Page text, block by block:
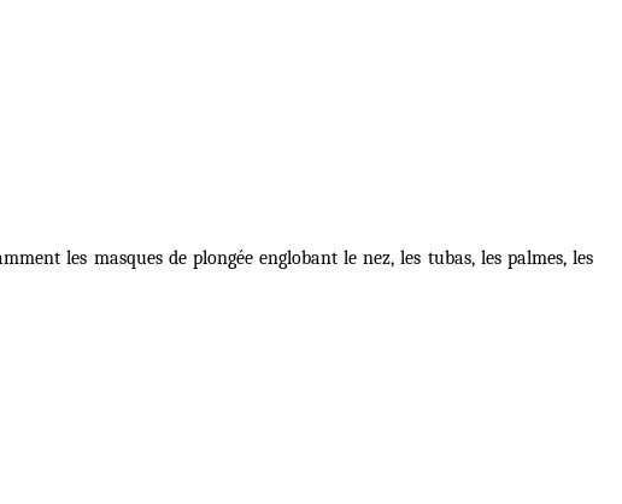
les masques de plongée englobant le nez, les tubas, les palmes, les